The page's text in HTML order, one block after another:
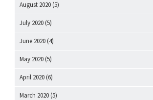
August 2020 (5)
July 2020 (5)
June 2020 (4)
May 2020 (5)
April 2020 (6)
March 2020 (5)